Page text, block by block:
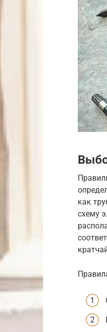
как
схему